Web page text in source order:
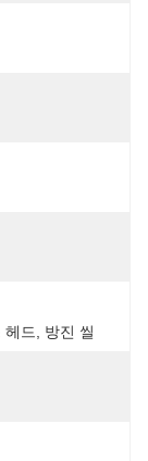
드, 방진 씰